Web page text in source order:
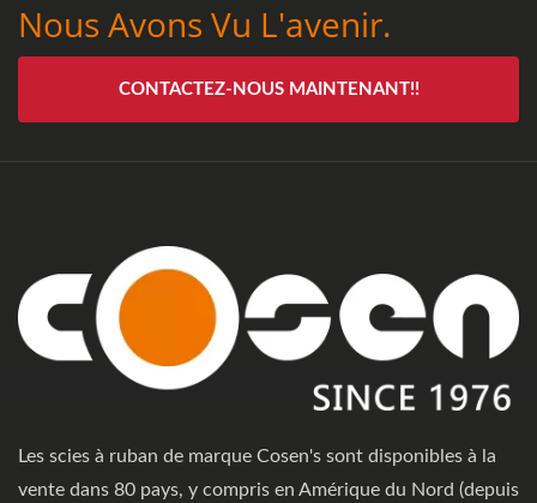
Nous Avons Vu L'avenir.
CONTACTEZ-NOUS MAINTENANT!!
Les scies à ruban de marque Cosen's sont disponibles à la
vente dans 80 pays, y compris en Amérique du Nord (depuis